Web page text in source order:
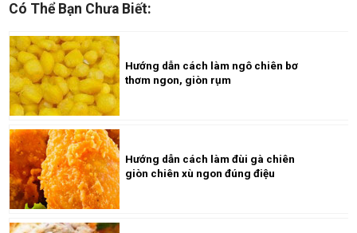
Có Thể Bạn Chưa Biết:
Hướng dẫn cách làm ngô chiên bơ
thơm ngon, giòn rụm
Hướng dẫn cách làm đùi gà chiên
giòn chiên xù ngon đúng điệu